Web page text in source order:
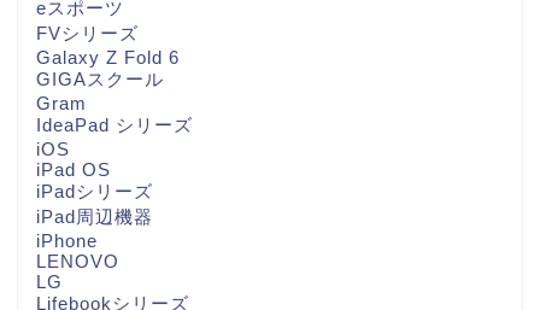
eスポーツ
FVシリーズ
Galaxy Z Fold 6
GIGAスクール
Gram
IdeaPad シリーズ
iOS
iPad OS
iPadシリーズ
iPad周辺機器
iPhone
LENOVO
LG
Lifebookシリーズ